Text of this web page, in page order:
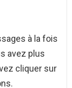
à la fois
avez plus
cliquer sur